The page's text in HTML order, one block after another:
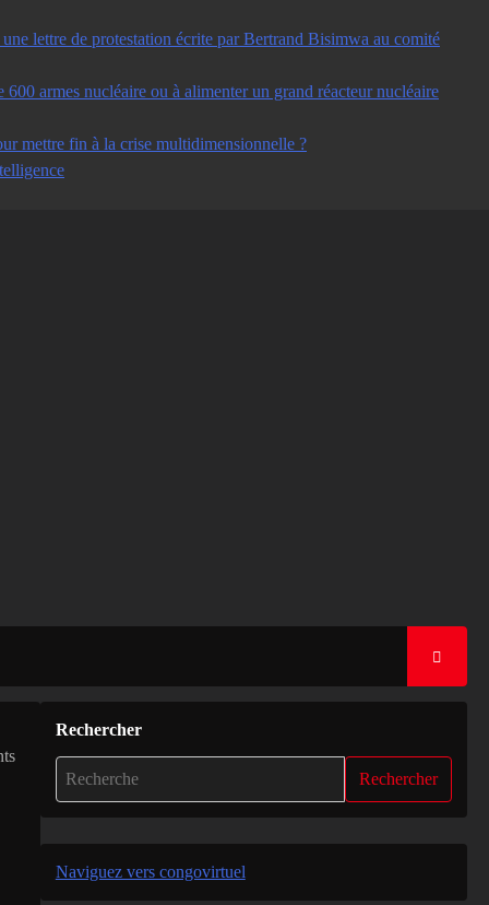
lettre de protestation écrite par Bertrand Bisimwa au comité
armes nucléaire ou à alimenter un grand réacteur nucléaire
mettre fin à la crise multidimensionnelle ?
Rechercher
Rechercher
Naviguez vers congovirtuel